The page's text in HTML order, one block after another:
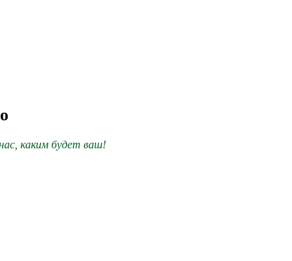
каким будет ваш!